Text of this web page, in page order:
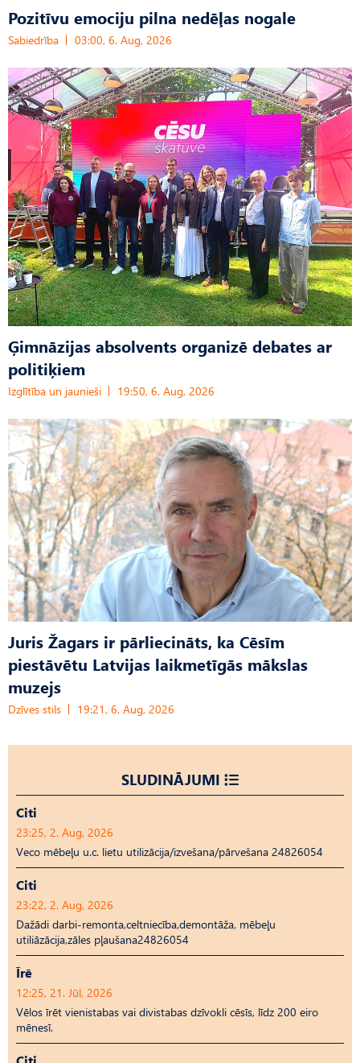
Pozitīvu emociju pilna nedēļas nogale
Sabiedrība 03:00, 6. Aug, 2026
Ģimnāzijas absolvents organizē debates ar
politiķiem
Izglītība un jaunieši 19:50, 6. Aug, 2026
Juris Žagars ir pārliecināts, ka Cēsīm
piestāvētu Latvijas laikmetīgās mākslas
muzejs
Dzīves stils 19:21, 6. Aug, 2026
SLUDINĀJUMI
Citi
23:25, 2. Aug, 2026
Veco mēbeļu u.c. lietu utilizācija/izvešana/pārvešana 24826054
Citi
23:22, 2. Aug, 2026
Dažādi darbi-remonta,celtniecība,demontāža, mēbeļu
utiliāzācija,zāles pļaušana24826054
Īrē
12:25, 21. Jūl, 2026
Vēlos īrēt vienistabas vai divistabas dzīvokli cēsīs, līdz 200 eiro
mēnesī.